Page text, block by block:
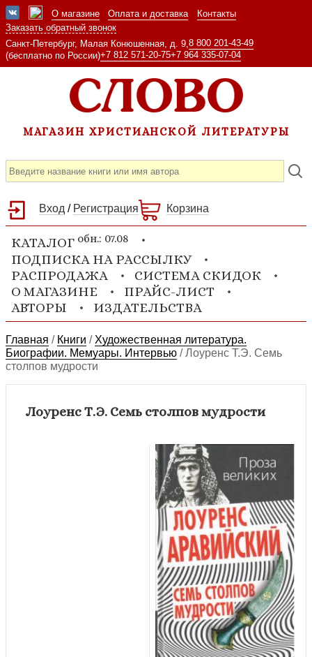
О магазине Оплата и доставка
Контакты
Заказать обратный звонок
Санкт-Петербург, Малая Конюшенная, д. 9, 8 800 201-43-49
(бесплатно по России)+7 812 571-20-75+7 964 335-07-04
МАГАЗИН ХРИСТИАНСКОЙ ЛИТЕРАТУРЫ
Вход / Регистрация Корзина
КАТАЛОГ обн.: 07.08
ПОДПИСКА НА РАССЫЛКУ
РАСПРОДАЖА
СИСТЕМА СКИДОК
О МАГАЗИНЕ
ПРАЙС-ЛИСТ
АВТОРЫ
ИЗДАТЕЛЬСТВА
Главная / Книги / Художественная литература.
Биографии. Мемуары. Интервью /Лоуренс Т.Э. Семь
столпов мудрости
Лоуренс Т.Э. Семь столпов мудрости